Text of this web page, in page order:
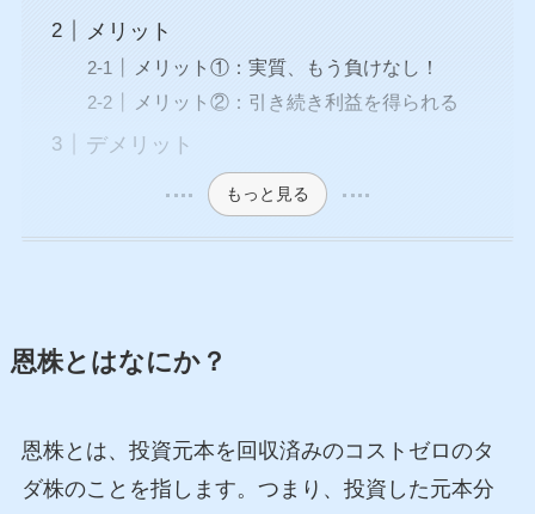
メリット
メリット①：実質、もう負けなし！
メリット②：引き続き利益を得られる
デメリット
もっと見る
恩株とはなにか？
恩株とは、投資元本を回収済みのコストゼロのタ
ダ株のことを指します。つまり、投資した元本分